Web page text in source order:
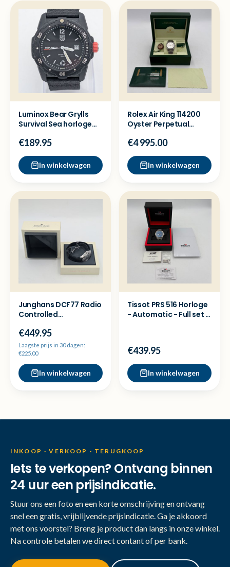
Luminox Bear Grylls
Survival Sea horloge
€189.95
In winkelwagen
Rolex Air King 114200
Oyster Perpetual
€4 995.00
In winkelwagen
Junghans DCF77 Radio
Controlled
*zeldzaam!*
€449.95
Laagste prijs in 30 dagen:
€225.00
In winkelwagen
Tissot PRS 516 Horloge
- Automatic - Full set -
€439.95
In winkelwagen
INKOOP · VERKOOP · TERUGKOOP
Iets te verkopen? Ontvang binnen
24 uur een prijsindicatie.
Stuur ons een foto en een korte omschrijving en ontvang
snel een gratis, vrijblijvende prijsindicatie. Ga je akkoord
met ons voorstel? Breng je product dan langs in onze winkel.
Na controle betalen we direct contant of per bank.